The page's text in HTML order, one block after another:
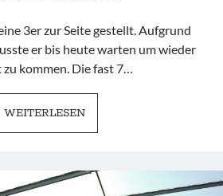
3er zur Seite gestellt. Aufgrund
er bis heute warten um wieder
zu kommen. Die fast 7…
WEITERLESENBMW
E30
|
BACK